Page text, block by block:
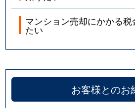
マンション売却にかかる税
たい
お客様とのお